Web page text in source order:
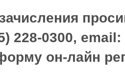
228-0300, email:
он-лайн